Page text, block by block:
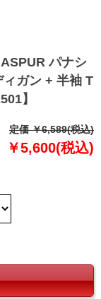
パナシ
ガン + 半袖 T
】
定価 ￥6,589(税込)
￥5,600(税込)